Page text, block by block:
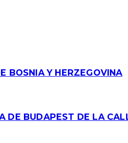
BOSNIA Y HERZEGOVINA
DE BUDAPEST DE LA